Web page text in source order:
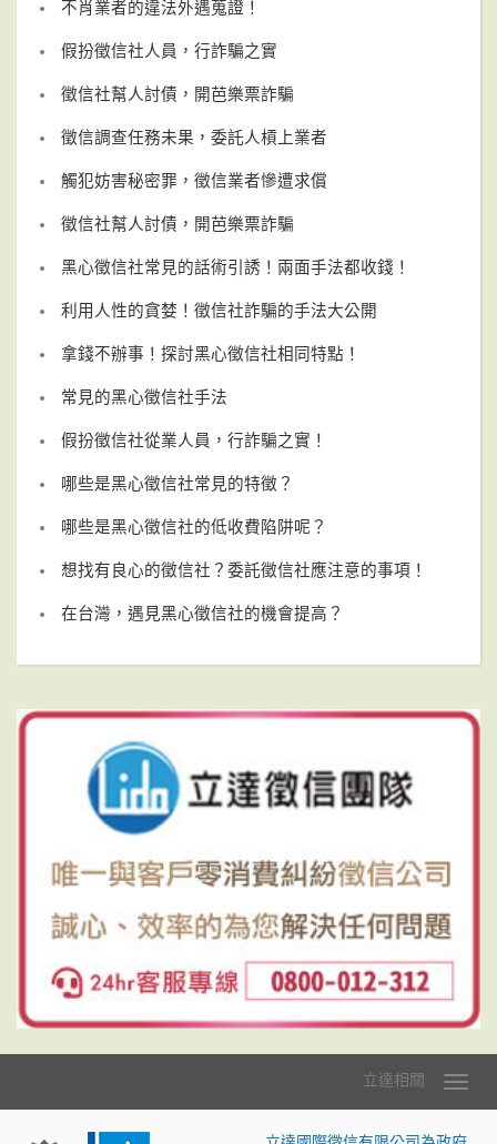
不肖業者的違法外遇蒐證！
假扮徵信社人員，行詐騙之實
徵信社幫人討債，開芭樂票詐騙
徵信調查任務未果，委託人槓上業者
觸犯妨害秘密罪，徵信業者慘遭求償
徵信社幫人討債，開芭樂票詐騙
黑心徵信社常見的話術引誘！兩面手法都收錢！
利用人性的貪婪！徵信社詐騙的手法大公開
拿錢不辦事！探討黑心徵信社相同特點！
常見的黑心徵信社手法
假扮徵信社從業人員，行詐騙之實！
哪些是黑心徵信社常見的特徵？
哪些是黑心徵信社的低收費陷阱呢？
想找有良心的徵信社？委託徵信社應注意的事項！
在台灣，遇見黑心徵信社的機會提高？
立達相關